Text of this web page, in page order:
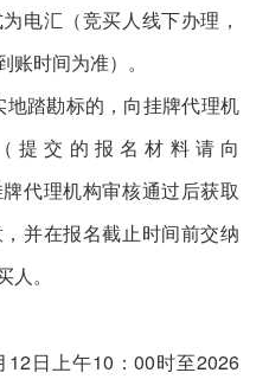
电汇（竞买人线下办理，
时间为准）。
踏勘标的，向挂牌代理机
提交的报名材料请向
代理机构审核通过后获取
并在报名截止时间前交纳
。
12日上午10：00时至2026